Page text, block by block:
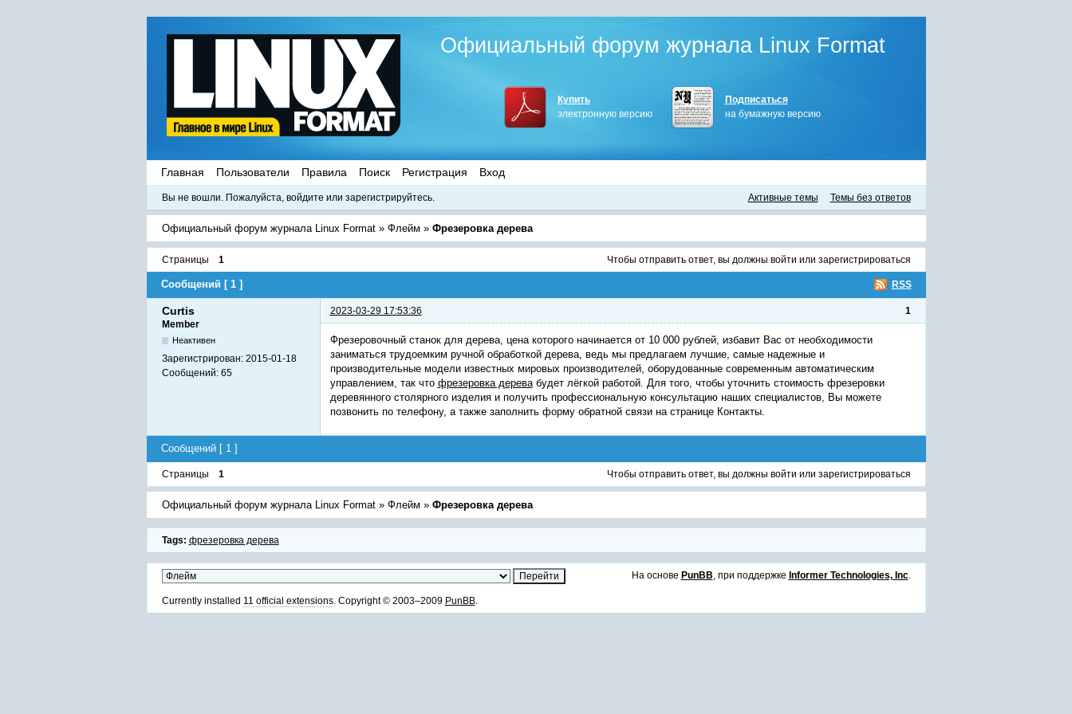
Официальный форум журнала Linux Format
Купить
электронную версию
Подписаться
на бумажную версию
Главная Пользователи Правила Поиск Регистрация Вход
Вы не вошли. Пожалуйста, войдите или зарегистрируйтесь. Активные темы Темы без ответов
Официальный форум журнала Linux Format » Флейм » Фрезеровка дерева
Страницы 1 Чтобы отправить ответ, вы должны войти или зарегистрироваться
RSS
Сообщений [ 1 ]
1
Curtis
2023-03-29 17:53:36
Member
Неактивен
Зарегистрирован: 2015-01-18
Сообщений: 65
Фрезеровочный станок для дерева, цена которого начинается от 10 000 рублей, избавит Вас от необходимости
заниматься трудоемким ручной обработкой дерева, ведь мы предлагаем лучшие, самые надежные и
производительные модели известных мировых производителей, оборудованные современным автоматическим
управлением, так что фрезеровка деревабудет лёгкой работой. Для того, чтобы уточнить стоимость фрезеровки
деревянного столярного изделия и получить профессиональную консультацию наших специалистов, Вы можете
позвонить по телефону, а также заполнить форму обратной связи на странице Контакты.
Сообщений [ 1 ]
Страницы 1 Чтобы отправить ответ, вы должны войти или зарегистрироваться
Официальный форум журнала Linux Format » Флейм » Фрезеровка дерева
Tags: фрезеровка дерева
На основе PunBB, при поддержке Informer Technologies, Inc.
Currently installed 11 official extensions. Copyright © 2003–2009 PunBB.